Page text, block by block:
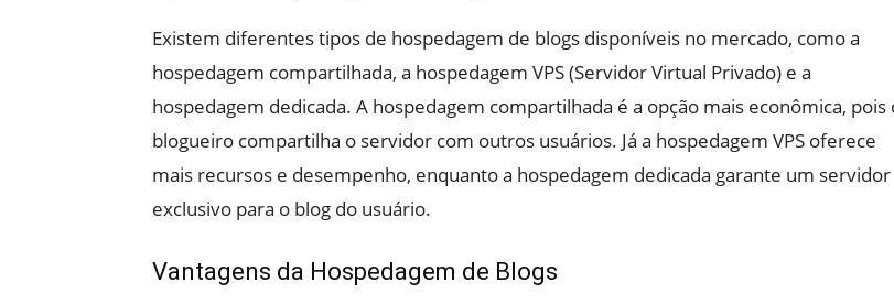
Existem diferentes tipos de hospedagem de blogs disponíveis no mercado, como a
hospedagem compartilhada, a hospedagem VPS (Servidor Virtual Privado) e a
hospedagem dedicada. A hospedagem compartilhada é a opção mais econômica, pois
blogueiro compartilha o servidor com outros usuários. Já a hospedagem VPS oferece
mais recursos e desempenho, enquanto a hospedagem dedicada garante um servidor
exclusivo para o blog do usuário.
Vantagens da Hospedagem de Blogs